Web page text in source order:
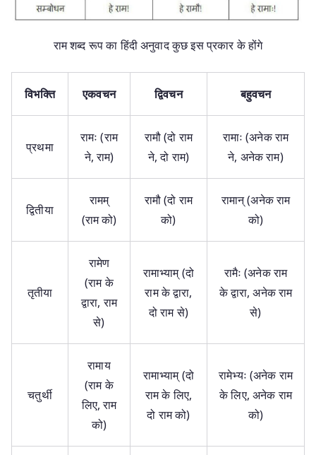
राम शब्द रूप का हिंदी अनुवाद कुछ इस प्रकार के होंगे
विभक्ति एकवचन द्विवचन बहुवचन
प्रथमा
रामः (राम
ने, राम)
रामौ (दो राम
ने, दो राम)
रामाः (अनेक राम
ने, अनेक राम)
द्वितीया
रामम्
(राम को)
रामौ (दो राम
को)
रामान् (अनेक राम
को)
तृतीया
रामेण
(राम के
द्वारा, राम
से)
रामाभ्याम् (दो
राम के द्वारा,
दो राम से)
रामैः (अनेक राम
के द्वारा, अनेक राम
से)
चतुर्थी
रामाय
(राम के
लिए, राम
को)
रामाभ्याम् (दो
राम के लिए,
दो राम को)
रामेभ्यः (अनेक राम
के लिए, अनेक राम
को)